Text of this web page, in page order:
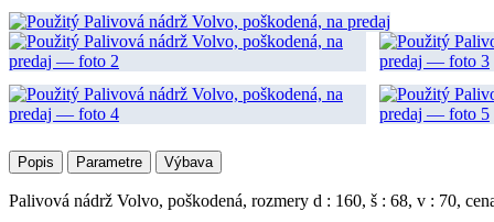
Popis Parametre Výbava
Palivová nádrž Volvo, poškodená, rozmery d : 160, š : 68, v : 70,